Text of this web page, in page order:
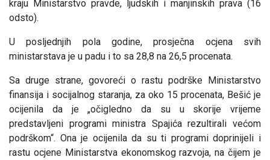
kraju Ministarstvo pravde, ljudskih i manjinskih prava (16
odsto).
U posljednjih pola godine, prosječna ocjena svih
ministarstava je u padu i to sa 28,8 na 26,5 procenata.
Sa druge strane, govoreći o rastu podrške Ministarstvo
finansija i socijalnog staranja, za oko 15 procenata, Bešić je
ocijenila da je „očigledno da su u skorije vrijeme
predstavljeni programi ministra Spajića rezultirali većom
podrškom“. Ona je ocijenila da su ti programi doprinijeli i
rastu ocjene Ministarstva ekonomskog razvoja, na čijem je